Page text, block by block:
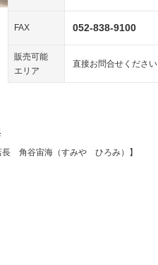
FAX 052-838-9100
販売可能
エリア
直接お問合せください
長 角谷宙海（すみや ひろみ）】